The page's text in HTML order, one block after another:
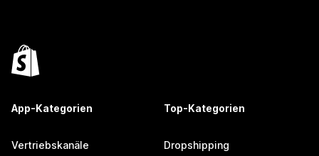
App-Kategorien
Vertriebskanäle
Top-Kategorien
Dropshipping